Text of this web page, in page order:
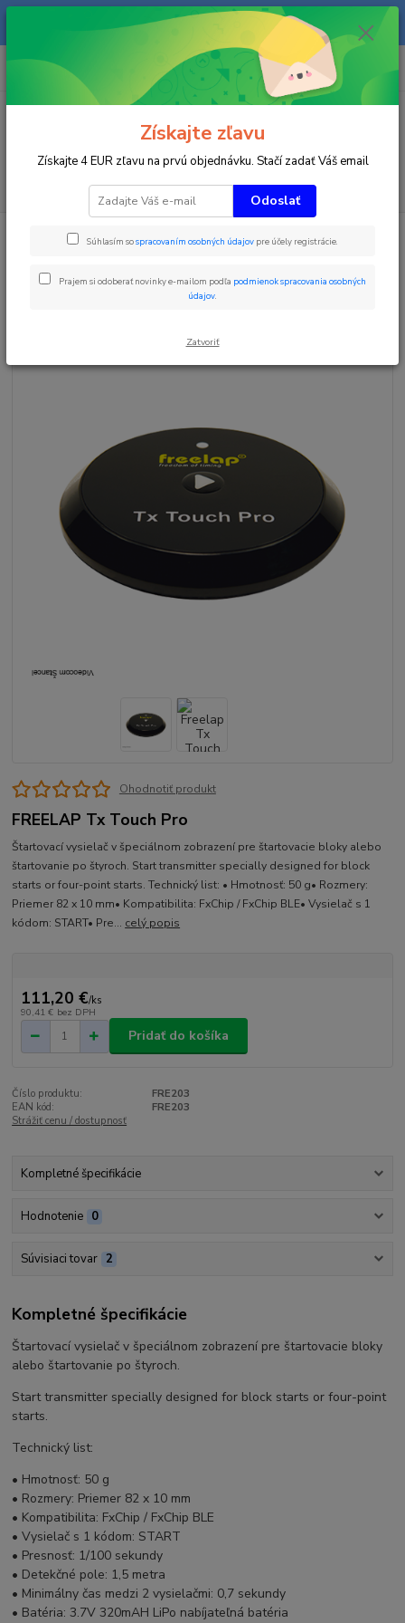
Na našom eshope sa priebežne pracuje a tovar sa priebežne dopĺňa. radi
Vás obslúžime i telefonicky na +421 911 906 066.
+421903906066
(Po-Pia, 9-16 hod.)
Časomiery
Freelap Tx Touch Pro
Freelap Tx Touch Pro
Ohodnotiť produkt
FREELAP Tx Touch Pro
Štartovací vysielač v špeciálnom zobrazení pre štartovacie bloky alebo
štartovanie po štyroch. Start transmitter specially designed for block
starts or four-point starts. Technický list: • Hmotnosť: 50 g• Rozmery:
Priemer 82 x 10 mm• Kompatibilita: FxChip / FxChip BLE• Vysielač s 1
kódom: START• Pre... celý popis
111,20 €/ks
90,41 € bez DPH
Pridať do košíka
Číslo produktu:
FRE203
EAN kód:
FRE203
Strážiť cenu / dostupnosť
Kompletné špecifikácie
Hodnotenie 0
Súvisiaci tovar 2
Kompletné špecifikácie
Štartovací vysielač v špeciálnom zobrazení pre štartovacie bloky
alebo štartovanie po štyroch.
Start transmitter specially designed for block starts or four-point
starts.
Technický list:
• Hmotnosť: 50 g
• Rozmery: Priemer 82 x 10 mm
• Kompatibilita: FxChip / FxChip BLE
• Vysielač s 1 kódom: START
• Presnosť: 1/100 sekundy
• Detekčné pole: 1,5 metra
• Minimálny čas medzi 2 vysielačmi: 0,7 sekundy
• Batéria: 3.7V 320mAH LiPo nabíjateľná batéria
Získajte zľavu
Získajte 4 EUR zľavu na prvú objednávku. Stačí zadať Váš email
Odoslať
Súhlasím sospracovaním osobných údajov pre účely registrácie.
Prajem si odoberať novinky e-mailom podľa podmienok spracovania osobných
údajov
Zatvoriť